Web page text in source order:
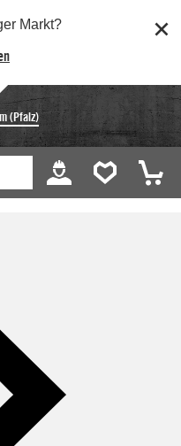
Markt?
(Pfalz)